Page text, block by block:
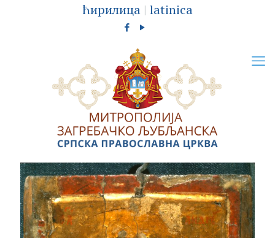
ћирилица | latinica